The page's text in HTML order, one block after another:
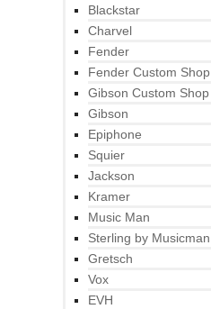
Blackstar
Charvel
Fender
Fender Custom Shop
Gibson Custom Shop
Gibson
Epiphone
Squier
Jackson
Kramer
Music Man
Sterling by Musicman
Gretsch
Vox
EVH